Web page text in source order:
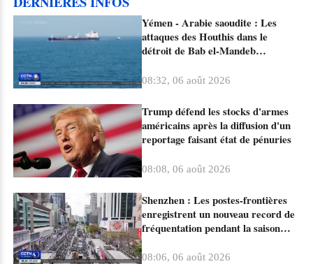
Yémen - Arabie saoudite : Les
attaques des Houthis dans le
détroit de Bab el-Mandeb
d'approvisionnement en Afrique de
08:32, 06 août 2026
Trump défend les stocks d'armes
américains après la diffusion d'un
reportage faisant état de pénuries
08:08, 06 août 2026
Shenzhen : Les postes-frontières
enregistrent un nouveau record de
fréquentation pendant la saison
08:06, 06 août 2026